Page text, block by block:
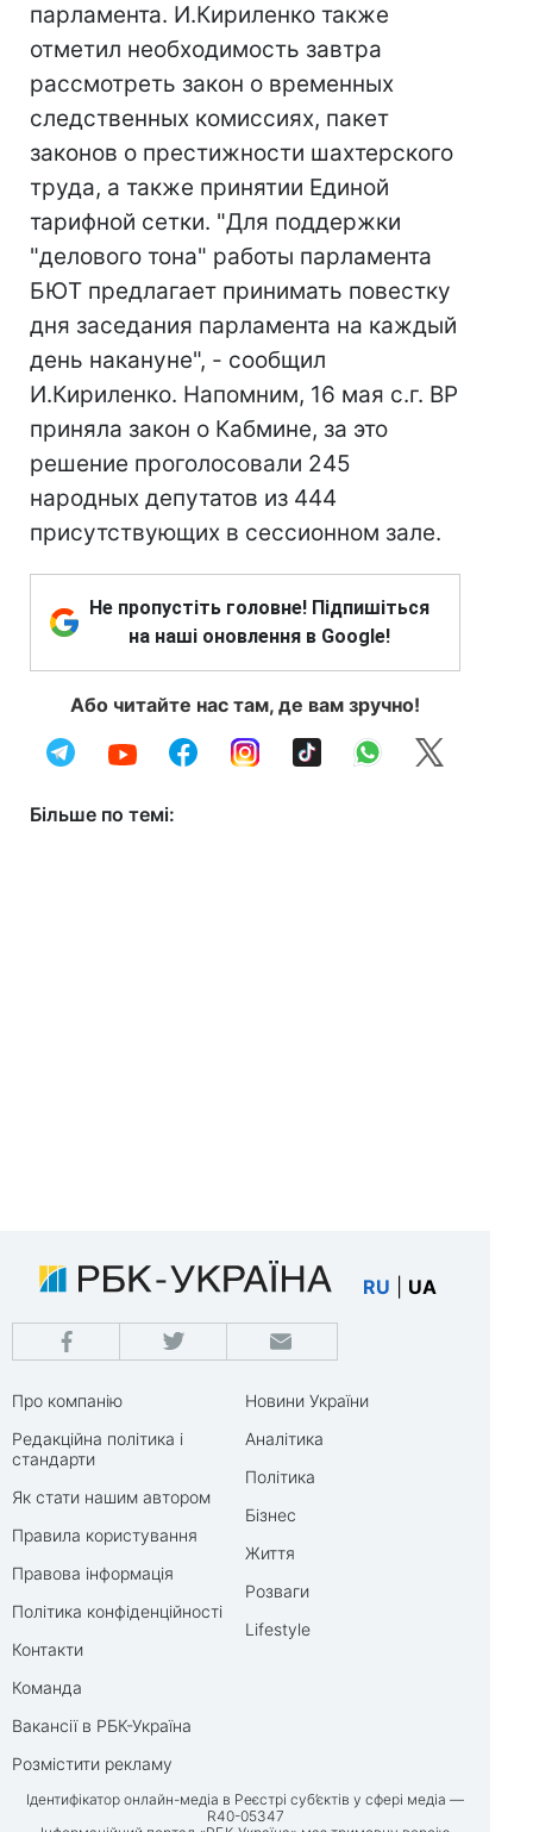
парламента. И.Кириленко также
отметил необходимость завтра
рассмотреть закон о временных
следственных комиссиях, пакет
законов о престижности шахтерского
труда, а также принятии Единой
тарифной сетки. "Для поддержки
"делового тона" работы парламента
БЮТ предлагает принимать повестку
дня заседания парламента на каждый
день накануне", - сообщил
И.Кириленко. Напомним, 16 мая с.г. ВР
приняла закон о Кабмине, за это
решение проголосовали 245
народных депутатов из 444
присутствующих в сессионном зале.
Не пропустіть головне! Підпишіться
на наші оновлення в Google!
Або читайте нас там, де вам зручно!
Більше по темі:
RU UA
Про компанію
Редакційна політика і
стандарти
Як стати нашим автором
Правила користування
Правова інформація
Політика конфіденційності
Контакти
Команда
Вакансії в РБК-Україна
Розмістити рекламу
Новини України
Аналітика
Політика
Бізнес
Життя
Розваги
Lifestyle
Ідентифікатор онлайн-медіа в Реєстрі суб’єктів у сфері медіа —
R40-05347